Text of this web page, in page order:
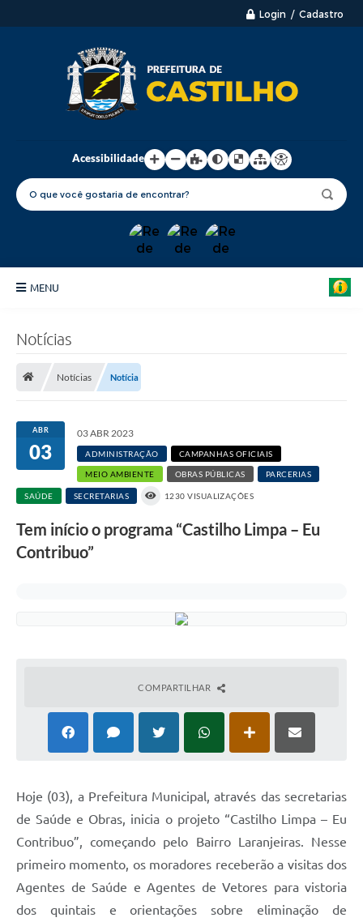
Login / Cadastro
Acessibilidade
MENU
Carta de Serviços
Turismo
Diário Oficial
Ouvidoria
Notícias
Projetos
Contas Públicas
Notícias
Notícias Notícia
ABR
03
03 ABR 2023
ADMINISTRAÇÃO CAMPANHAS OFICIAIS
MEIO AMBIENTE OBRAS PÚBLICAS PARCERIAS
SAÚDE SECRETARIAS 1230 VISUALIZAÇÕES
Tem início o programa “Castilho Limpa – Eu
Contribuo”
COMPARTILHAR
Hoje (03), a Prefeitura Municipal, através das secretarias
de Saúde e Obras, inicia o projeto “Castilho Limpa – Eu
Contribuo”, começando pelo Bairro Laranjeiras. Nesse
primeiro momento, os moradores receberão a visitas dos
Agentes de Saúde e Agentes de Vetores para vistoria
dos quintais e orientações sobre eliminação de